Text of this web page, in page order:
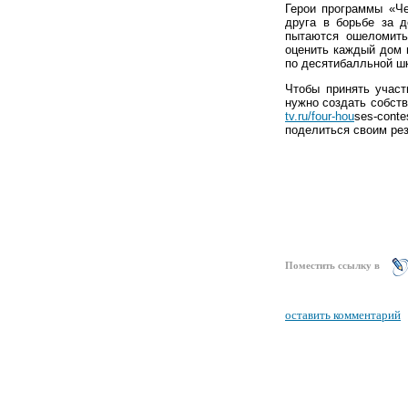
Герои программы
друга в борьбе за
пытаются
оценить каждый дом
по десятибалльной
Чтобы принять
нужно создать
tv.ru/four-houses-
поделиться своим
Поместить ссылку в
оставить комментарий